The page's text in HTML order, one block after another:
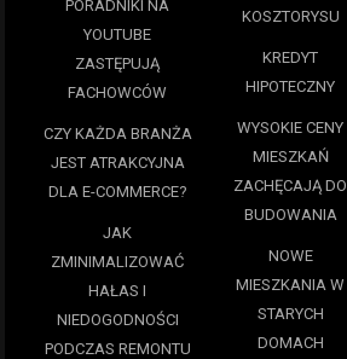
PORADNIKI NA
YOUTUBE
ZASTĘPUJĄ
FACHOWCÓW
CZY KAŻDA BRANŻA
JEST ATRAKCYJNA
DLA E-COMMERCE?
JAK
ZMINIMALIZOWAĆ
HAŁAS I
NIEDOGODNOŚCI
PODCZAS REMONTU
KOSZTORYSU
KREDYT
HIPOTECZNY
WYSOKIE CENY
MIESZKAŃ
ZACHĘCAJĄ DO
BUDOWANIA
NOWE
MIESZKANIA W
STARYCH
DOMACH